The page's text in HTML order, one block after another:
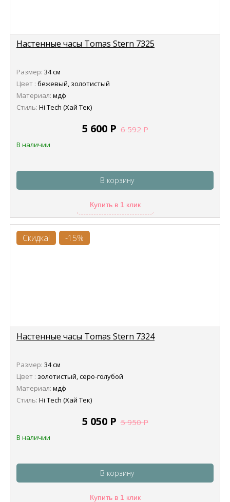
Настенные часы Tomas Stern 7325
Размер: 34 см
Цвет : бежевый, золотистый
Материал: мдф
Стиль: Hi Tech (Хай Тек)
5 600 Р 6 592Р
В наличии
В корзину
Купить в 1 клик
Скидка! -15%
Настенные часы Tomas Stern 7324
Размер: 34 см
Цвет : золотистый, серо-голубой
Материал: мдф
Стиль: Hi Tech (Хай Тек)
5 050 Р 5 950Р
В наличии
В корзину
Купить в 1 клик